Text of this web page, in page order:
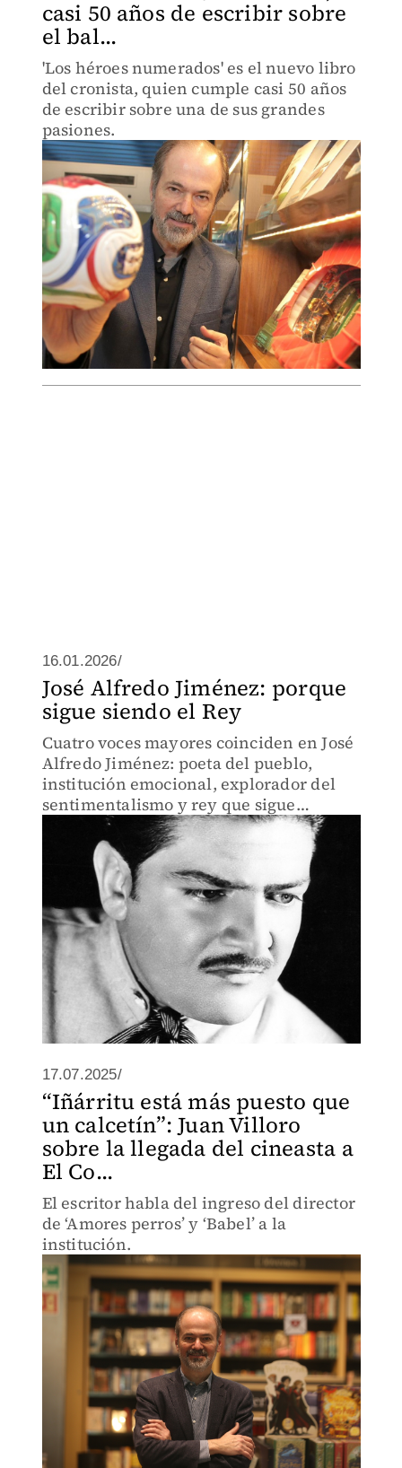
casi 50 años de escribir sobre
el bal...
'Los héroes numerados' es el nuevo libro
del cronista, quien cumple casi 50 años
de escribir sobre una de sus grandes
pasiones.
16.01.2026/
José Alfredo Jiménez: porque
sigue siendo el Rey
Cuatro voces mayores coinciden en José
Alfredo Jiménez: poeta del pueblo,
institución emocional, explorador del
sentimentalismo y rey que sigue
cantando en la memoria, el idioma y la
vida cotidiana de México.
17.07.2025/
“Iñárritu está más puesto que
un calcetín”: Juan Villoro
sobre la llegada del cineasta a
El Co...
El escritor habla del ingreso del director
de ‘Amores perros’ y ‘Babel’ a la
institución.